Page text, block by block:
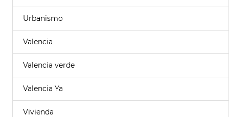
Urbanismo
Valencia
Valencia verde
Valencia Ya
Vivienda